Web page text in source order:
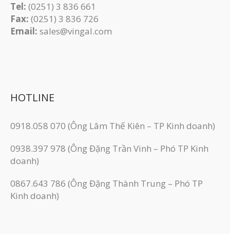
Tel: (0251) 3 836 661
Fax: (0251) 3 83​6 726
Email: sales@vingal.com
HOTLINE
0918.058 070 (Ông Lâm Thế Kiên – TP Kinh doanh)
0938.397 978 (Ông Đặng Trần Vinh – Phó TP Kinh
doanh)
0867.643 786 (Ông Đặng Thành Trung – Phó TP
Kinh doanh)